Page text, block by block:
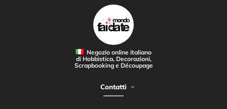
Negozio online italiano
di Hobbistica, Decorazioni,
Scrapbooking e Découpage
Contatti